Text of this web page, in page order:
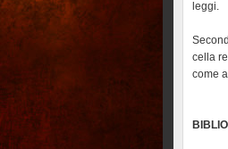
leggi.
cella
come
BIBLIO